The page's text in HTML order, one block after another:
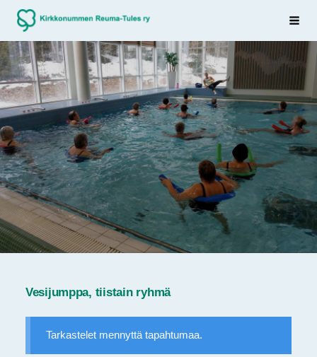
Siirry
sivun
sisältöön
Sivuston etusivulle
Vesijumppa, tiistain ryhmä
Tarkastelet mennyttä tapahtumaa.